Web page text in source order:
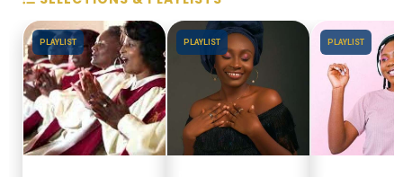
PLAYLIST PLAYLIST PLAYLIST